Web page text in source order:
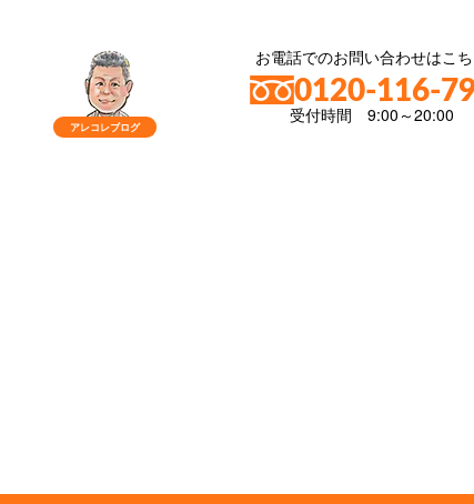
お電話でのお問い合わせはこ
0120-116-
受付時間 9:00～20:00